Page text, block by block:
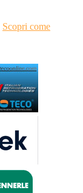
Scopri come